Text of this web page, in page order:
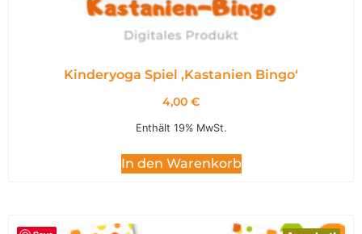
Kinderyoga Spiel ,Kastanien Bingo‘
4,00 €
Enthält 19% MwSt.
In den Warenkorb